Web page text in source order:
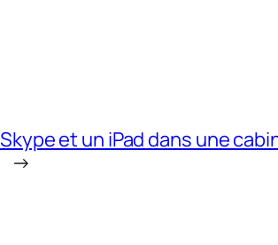
Skype et un iPad dans une
→